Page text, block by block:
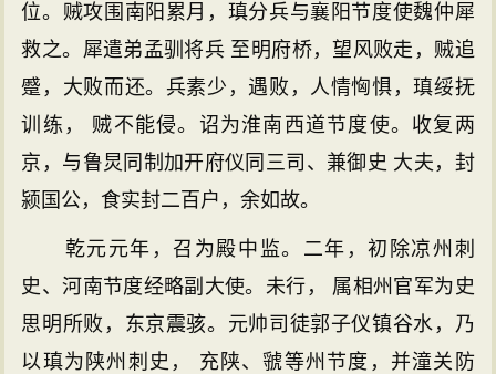
位。贼攻围南阳累月，瑱分兵与襄阳节度使魏仲犀
救之。犀遣弟孟驯将兵 至明府桥，望风败走，贼追
蹙，大败而还。兵素少，遇败，人情恟惧，瑱绥抚
训练， 贼不能侵。诏为淮南西道节度使。收复两
京，与鲁炅同制加开府仪同三司、兼御史 大夫，封
颍国公，食实封二百户，余如故。
乾元元年，召为殿中监。二年，初除凉州刺
史、河南节度经略副大使。未行， 属相州官军为史
思明所败，东京震骇。元帅司徒郭子仪镇谷水，乃
以瑱为陕州刺史， 充陕、虢等州节度，并潼关防